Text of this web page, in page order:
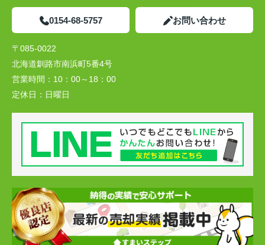
0154-68-5757 お問い合わせ
〒085-0022
北海道釧路市南浜町5番4号
営業時間： 10：00～18：00
定休日： 日曜日